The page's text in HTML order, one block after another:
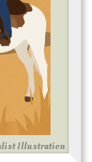
Illustration